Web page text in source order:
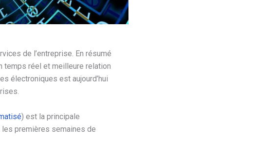
de l’entreprise. En résumé
temps réel et meilleure relation
électroniques est aujourd’hui
) est la principale
premières semaines de